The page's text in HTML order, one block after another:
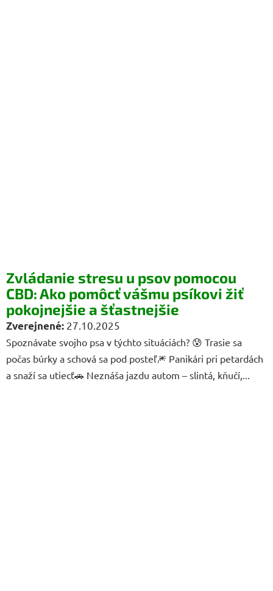
Zvládanie stresu u psov pomocou
CBD: Ako pomôcť vášmu psíkovi žiť
pokojnejšie a šťastnejšie
27.10.2025
Spoznávate svojho psa v týchto situáciách? 😰 Trasie sa
počas búrky a schová sa pod posteľ🎆 Panikári pri petardách
a snaží sa utiecť🚗 Neznáša jazdu autom – slintá, kňučí,...